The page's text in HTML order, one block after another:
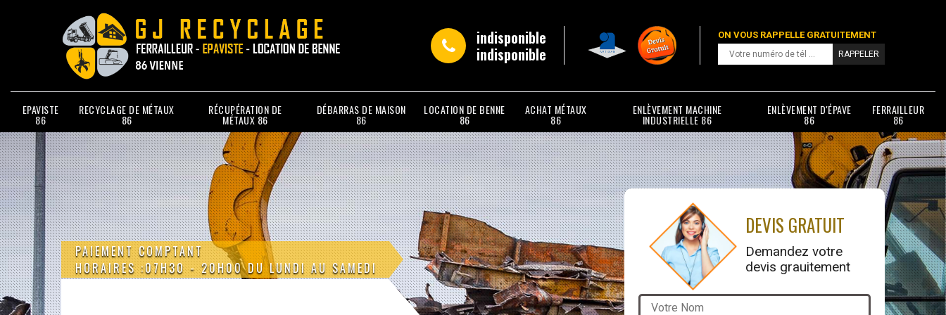
indisponible
indisponible
ON VOUS RAPPELLE GRATUITEMENT
EPAVISTE
86
RECYCLAGE DE MÉTAUX
86
RÉCUPÉRATION DE
MÉTAUX 86
DÉBARRAS DE MAISON
86
LOCATION DE BENNE
86
ACHAT MÉTAUX
86
ENLÈVEMENT MACHINE
INDUSTRIELLE 86
ENLÈVEMENT D'ÉPAVE
86
FERRAILLEUR
86
PAIEMENT COMPTANT
HORAIRES :07H30 - 20H00 DU LUNDI AU SAMEDI
DEVIS GRATUIT
Demandez votre
devis grauitement